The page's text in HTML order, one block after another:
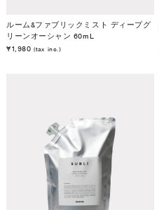
ルーム&ファブリックミスト ディープグ
リーンオーシャン 60mL
¥1,980 (tax inc.)